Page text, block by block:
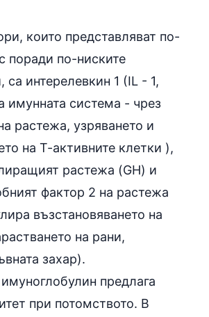
които представляват по-
поради по-ниските
са интерелевкин 1 (IL - 1,
имунната система - чрез
растежа, узряването и
на Т-активните клетки ),
растежа (GH) и
фактор 2 на растежа
възстановяването на
на рани,
захар).
предлага
при потомството. В